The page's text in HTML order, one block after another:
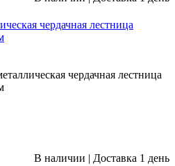
чердачная лестница
чердачная лестница
В наличии | Доставка 1 день